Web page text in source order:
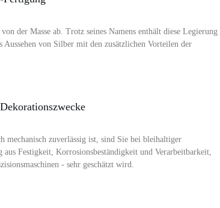
der Masse ab. Trotz seines Namens enthält diese Legierung
von Silber mit den zusätzlichen Vorteilen der
mechanisch zuverlässig ist, sind Sie bei bleihaltiger
Festigkeit, Korrosionsbeständigkeit und Verarbeitbarkeit,
- sehr geschätzt wird.